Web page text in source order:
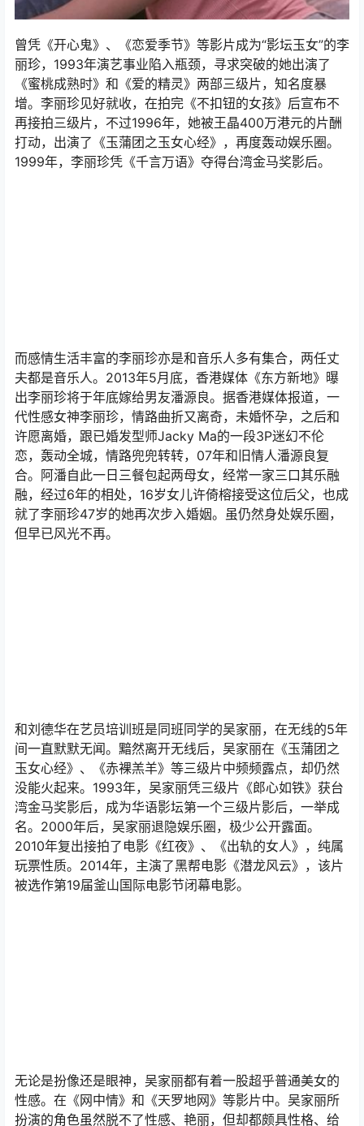
曾凭《开心鬼》、《恋爱季节》等影片成为“影坛玉女”的李
丽珍，1993年演艺事业陷入瓶颈，寻求突破的她出演了
《蜜桃成熟时》和《爱的精灵》两部三级片，知名度暴
增。李丽珍见好就收，在拍完《不扣钮的女孩》后宣布不
再接拍三级片，不过1996年，她被王晶400万港元的片酬
打动，出演了《玉蒲团之玉女心经》，再度轰动娱乐圈。
1999年，李丽珍凭《千言万语》夺得台湾金马奖影后。
而感情生活丰富的李丽珍亦是和音乐人多有集合，两任丈
夫都是音乐人。2013年5月底，香港媒体《东方新地》曝
出李丽珍将于年底嫁给男友潘源良。据香港媒体报道，一
代性感女神李丽珍，情路曲折又离奇，未婚怀孕，之后和
许愿离婚，跟已婚发型师Jacky Ma的一段3P迷幻不伦
恋，轰动全城，情路兜兜转转，07年和旧情人潘源良复
合。阿潘自此一日三餐包起两母女，经常一家三口其乐融
融，经过6年的相处，16岁女儿许倚榕接受这位后父，也成
就了李丽珍47岁的她再次步入婚姻。虽仍然身处娱乐圈，
但早已风光不再。
和刘德华在艺员培训班是同班同学的吴家丽，在无线的5年
间一直默默无闻。黯然离开无线后，吴家丽在《玉蒲团之
玉女心经》、《赤裸羔羊》等三级片中频频露点，却仍然
没能火起来。1993年，吴家丽凭三级片《郎心如铁》获台
湾金马奖影后，成为华语影坛第一个三级片影后，一举成
名。2000年后，吴家丽退隐娱乐圈，极少公开露面。
2010年复出接拍了电影《红夜》、《出轨的女人》，纯属
玩票性质。2014年，主演了黑帮电影《潜龙风云》，该片
被选作第19届釜山国际电影节闭幕电影。
无论是扮像还是眼神，吴家丽都有着一股超乎普通美女的
性感。在《网中情》和《天罗地网》等影片中。吴家丽所
扮演的角色虽然脱不了性感、艳丽，但却都颇具性格、给